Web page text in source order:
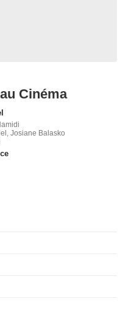
Cinéma
Josiane Balasko